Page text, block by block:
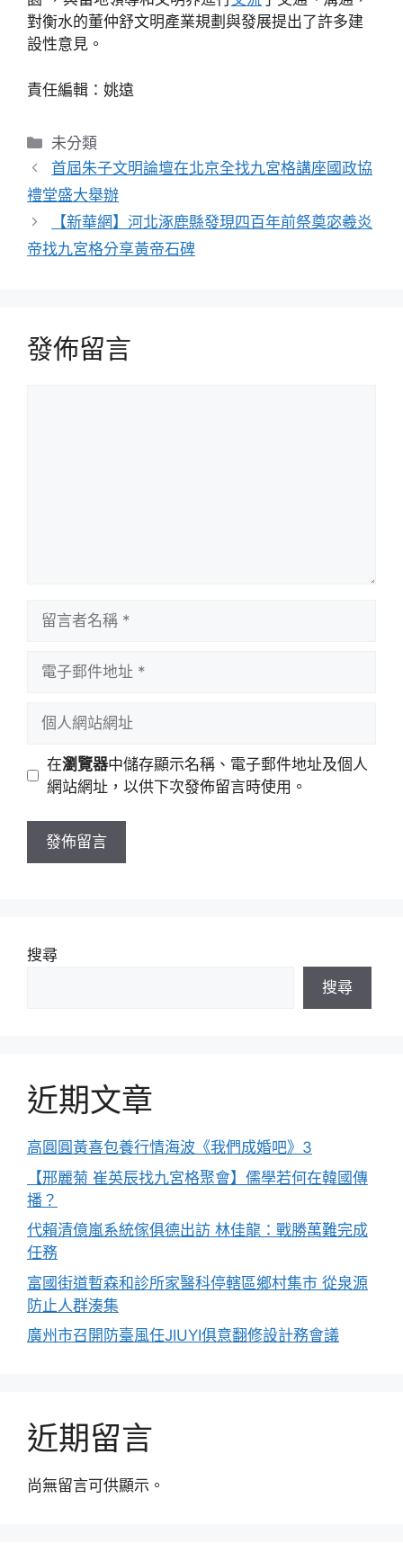
對衡水的董仲舒文明產業規劃與發展提出了許多建
設性意見。
責任編輯：姚遠
分
類
未分類
首屆朱子文明論壇在北京全找九宮格講座國政協
禮堂盛大舉辦
【新華網】河北涿鹿縣發現四百年前祭奠宓羲炎
帝找九宮格分享黃帝石碑
發佈留言
址
站
址
在瀏覽器中儲存顯示名稱、電子郵件地址及個人
網站網址，以供下次發佈留言時使用。
搜尋
搜尋
近期文章
高圓圓黃喜包養行情海波《我們成婚吧》3
【邢麗菊 崔英辰找九宮格聚會】儒學若何在韓國傳
播？
代賴清億嵐系統傢俱德出訪 林佳龍：戰勝萬難完成
任務
富國街道暫森和診所家醫科停轄區鄉村集市 從泉源
防止人群湊集
廣州市召開防臺風任JIUYI俱意翻修設計務會議
近期留言
尚無留言可供顯示。